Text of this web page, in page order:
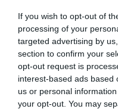
If you wish to opt-out of
processing of your
targeted advertising by
section to confirm your
opt-out request is
interest-based ads based
us or personal
your opt-out. You may
l’aérien
Trop de fautes